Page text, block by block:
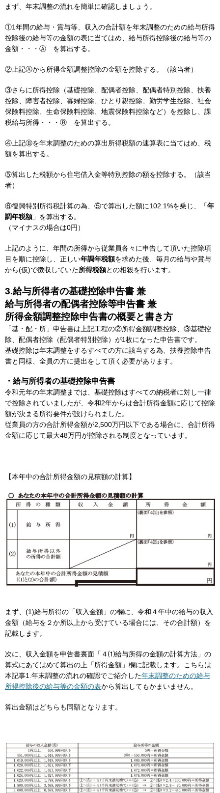
まず、年末調整の流れを簡単に確認しましょう。
①1年間の給与・賞与等、収入の合計額を年末調整のための給与所得
控除後の給与等の金額の表に当てはめ、給与所得控除後の給与等の
金額・・・Ⓐ を算出する。
②上記Ⓐから所得金額調整控除の金額を控除する。（該当者）
③さらに所得控除（基礎控除、配偶者控除、配偶者特別控除、扶養
控除、障害者控除、寡婦控除、ひとり親控除、勤労学生控除、社会
保険料控除、生命保険料控除、地震保険料控除など）を控除し、課
税給与所得・・・Ⓑ を算出する。
④上記Ⓑを年末調整のための算出所得税額の速算表に当てはめ、税
額を算出する。
⑤算出した税額から住宅借入金等特別控除の額を控除する。（該当
者）
⑥復興特別所得税計算の為、⑤で算出した額に102.1%を乗じ、「年
調年税額」を算出する。
（マイナスの場合は0円）
上記のように、年間の所得から従業員各々に申告して頂いた控除項
目を順に控除し、正しい年調年税額を求めた後、毎月の給与や賞与
から(仮)で徴収していた所得税額との相殺を行います。
3.給与所得者の基礎控除申告書 兼
給与所得者の配偶者控除等申告書 兼
所得金額調整控除申告書の概要と書き方
「基・配・所」申告書は上記工程の②所得金額調整控除、③基礎控
除、配偶者控除（配偶者特別控除）が1枚になった申告書です。
基礎控除は年末調整をするすべての方に該当する為、扶養控除申告
書と同様、全員の方に提出をして頂く必要があります。
・給与所得者の基礎控除申告書
令和元年の年末調整までは、基礎控除はすべての納税者に対し一律
で控除されていましたが、令和2年からは合計所得金額に応じて控除
額が決まる所得要件が設けられました。
従業員の方の合計所得金額が2,500万円以下である場合に、合計所得
金額に応じて最大48万円が控除される制度となっています。
【本年中の合計所得金額の見積額の計算】
まず、(1)給与所得の「収入金額」の欄に、令和４年中の給与の収入
金額（給与を２か所以上から受けている場合には、その合計額）を
記載します。
次に、収入金額を申告書裏面「４⑴給与所得の金額の計算方法」の
算式にあてはめて算出の上「所得金額」欄に記載します。こちらは
本記事1.年末調整の流れの確認でご紹介した年末調整のための給与
所得控除後の給与等の金額の表から算出してもかまいません。
算出金額はどちらも同額となります。